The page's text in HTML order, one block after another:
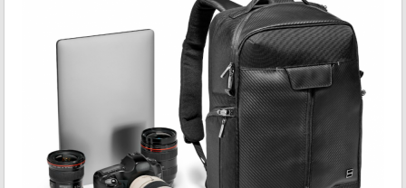
MAIS INFORMAÇÃO
VISÃO RÁPIDA